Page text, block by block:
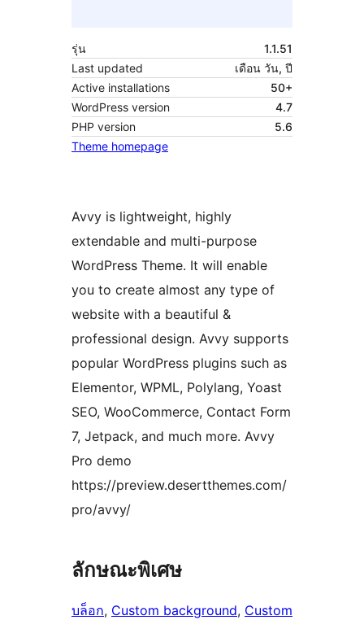
รุ่น
1.1.51
Last updated
เดือน วัน, ปี
Active installations
50+
WordPress version
4.7
PHP version
5.6
Theme homepage
Avvy is lightweight, highly
extendable and multi-purpose
WordPress Theme. It will enable
you to create almost any type of
website with a beautiful &
professional design. Avvy supports
popular WordPress plugins such as
Elementor, WPML, Polylang, Yoast
SEO, WooCommerce, Contact Form
7, Jetpack, and much more. Avvy
Pro demo
https://preview.desertthemes.com/
pro/avvy/
ลักษณะพิเศษ
บล็อก, Custom background, Custom